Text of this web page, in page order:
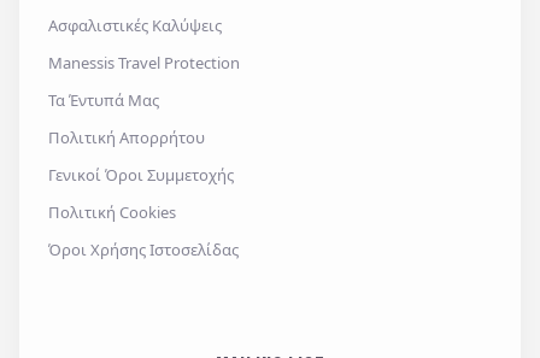
Ασφαλιστικές Καλύψεις
Manessis Travel Protection
Τα Έντυπά Μας
Πολιτική Απορρήτου
Γενικοί Όροι Συμμετοχής
Πολιτική Cookies
Όροι Χρήσης Ιστοσελίδας